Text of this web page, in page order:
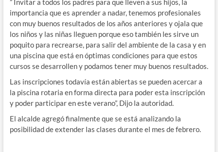
” Invitar a todos los padres para que lleven a sus hijos, la
importancia que es aprender a nadar, tenemos profesionales
con muy buenos resultados de los años anteriores y ojala que
los niños y las niñas lleguen porque eso también les sirve un
poquito para recrearse, para salir del ambiente de la casa y en
una piscina que está en óptimas condiciones para que estos
cursos se desarrollen y podamos tener muy buenos resultados.
Las inscripciones todavía están abiertas se pueden acercar a
la piscina rotaria en forma directa para poder esta inscripción
y poder participar en este verano”, Dijo la autoridad.
El alcalde agregó finalmente que se está analizando la
posibilidad de extender las clases durante el mes de febrero.